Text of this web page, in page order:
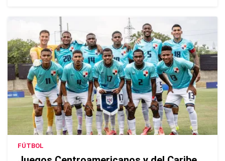
FÚTBOL